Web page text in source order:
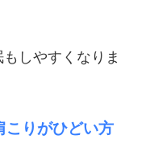
しやすくなりま
りがひどい方